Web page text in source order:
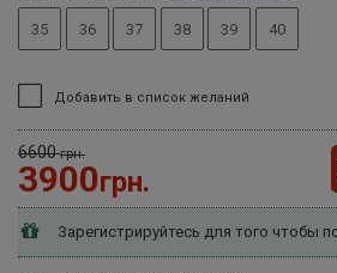
35 36 37 38 39 40
Добавить в список желаний
6600грн.
3900грн.
Зарегистрируйтесь для того чтобы